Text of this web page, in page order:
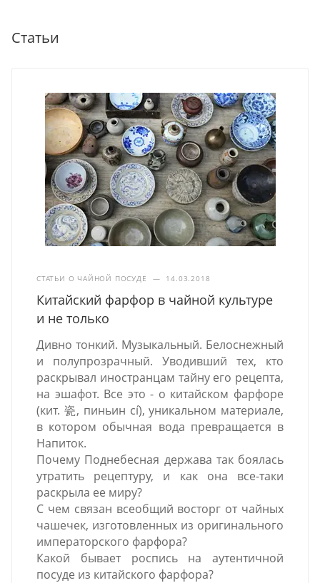
Статьи
СТАТЬИ О ЧАЙНОЙ ПОСУДЕ — 14.03.2018
Китайский фарфор в чайной культуре
и не только
Дивно тонкий. Музыкальный. Белоснежный
и полупрозрачный. Уводивший тех, кто
раскрывал иностранцам тайну его рецепта,
на эшафот. Все это - о китайском фарфоре
(кит. 瓷, пиньин cí), уникальном материале,
в котором обычная вода превращается в
Напиток.
Почему Поднебесная держава так боялась
утратить рецептуру, и как она все-таки
раскрыла ее миру?
С чем связан всеобщий восторг от чайных
чашечек, изготовленных из оригинального
императорского фарфора?
Какой бывает роспись на аутентичной
посуде из китайского фарфора?